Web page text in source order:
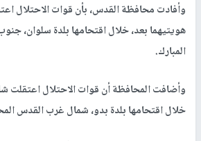
وأفادت محافظة القدس، بأن قوات الاحتلال
هويتيهما بعد، خلال اقتحامها بلدة سلوان،
المبارك.
وأضافت المحافظة أن قوات الاحتلال اعتقلت
خلال اقتحامها بلدة بدو، شمال غرب القدس